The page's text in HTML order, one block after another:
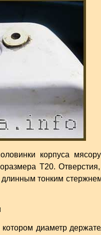
корпуса
Т20.
тонким
диаметр